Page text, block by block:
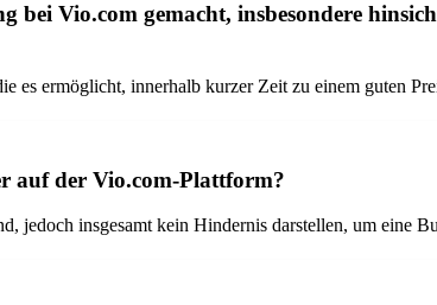
Vio.com gemacht, insbesondere
ermöglicht, innerhalb kurzer Zeit zu einem guten
auf der Vio.com-Plattform?
jedoch insgesamt kein Hindernis darstellen, um eine